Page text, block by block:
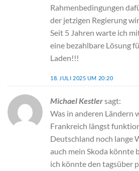
Rahmenbedingungen
der jetzigen Regierung
Seit 5 Jahren warte ich
eine bezahlbare Lösung
Laden!!!
18. JULI 2025 UM 20:20
Michael Kestlersagt:
Was in anderen Ländern
Frankreich längst
Deutschland noch lange
auch mein Skoda könnte
ich könnte den tagsüber